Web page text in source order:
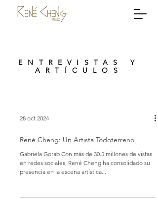
ENTREVISTAS Y
ARTÍCULOS
28 oct 2024
René Cheng: Un Artista Todoterreno
Gabriela Gorab Con más de 30.5 millones de vistas
en redes sociales, René Cheng ha consolidado su
presencia en la escena artística...